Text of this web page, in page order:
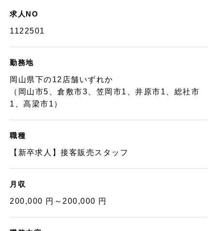
求人NO
1122501
勤務地
岡山県下の12店舗いずれか
（岡山市5、倉敷市3、笠岡市1、井原市1、総社市
1、高梁市1）
職種
【新卒求人】接客販売スタッフ
月収
200,000 円～200,000 円